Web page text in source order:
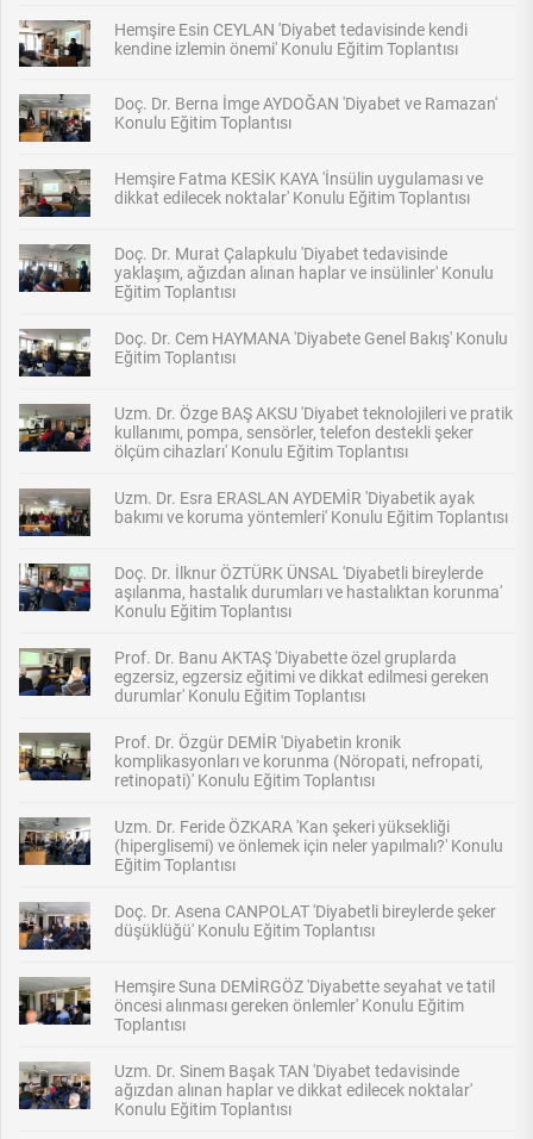
Hemşire Esin CEYLAN 'Diyabet tedavisinde kendi
kendine izlemin önemi' Konulu Eğitim Toplantısı
Doç. Dr. Berna İmge AYDOĞAN 'Diyabet ve Ramazan'
Konulu Eğitim Toplantısı
Hemşire Fatma KESİK KAYA 'İnsülin uygulaması ve
dikkat edilecek noktalar' Konulu Eğitim Toplantısı
Doç. Dr. Murat Çalapkulu 'Diyabet tedavisinde
yaklaşım, ağızdan alınan haplar ve insülinler' Konulu
Eğitim Toplantısı
Doç. Dr. Cem HAYMANA 'Diyabete Genel Bakış' Konulu
Eğitim Toplantısı
Uzm. Dr. Özge BAŞ AKSU 'Diyabet teknolojileri ve pratik
kullanımı, pompa, sensörler, telefon destekli şeker
ölçüm cihazları' Konulu Eğitim Toplantısı
Uzm. Dr. Esra ERASLAN AYDEMİR 'Diyabetik ayak
bakımı ve koruma yöntemleri' Konulu Eğitim Toplantısı
Doç. Dr. İlknur ÖZTÜRK ÜNSAL 'Diyabetli bireylerde
aşılanma, hastalık durumları ve hastalıktan korunma'
Konulu Eğitim Toplantısı
Prof. Dr. Banu AKTAŞ 'Diyabette özel gruplarda
egzersiz, egzersiz eğitimi ve dikkat edilmesi gereken
durumlar' Konulu Eğitim Toplantısı
Prof. Dr. Özgür DEMİR 'Diyabetin kronik
komplikasyonları ve korunma (Nöropati, nefropati,
retinopati)' Konulu Eğitim Toplantısı
Uzm. Dr. Feride ÖZKARA 'Kan şekeri yüksekliği
(hiperglisemi) ve önlemek için neler yapılmalı?' Konulu
Eğitim Toplantısı
Doç. Dr. Asena CANPOLAT 'Diyabetli bireylerde şeker
düşüklüğü' Konulu Eğitim Toplantısı
Hemşire Suna DEMİRGÖZ 'Diyabette seyahat ve tatil
öncesi alınması gereken önlemler' Konulu Eğitim
Toplantısı
Uzm. Dr. Sinem Başak TAN 'Diyabet tedavisinde
ağızdan alınan haplar ve dikkat edilecek noktalar'
Konulu Eğitim Toplantısı